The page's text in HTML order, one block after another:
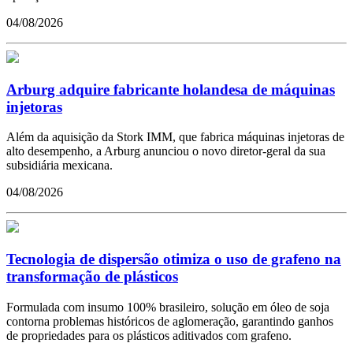
04/08/2026
Arburg adquire fabricante holandesa de máquinas
injetoras
Além da aquisição da Stork IMM, que fabrica máquinas injetoras de
alto desempenho, a Arburg anunciou o novo diretor-geral da sua
subsidiária mexicana.
04/08/2026
Tecnologia de dispersão otimiza o uso de grafeno na
transformação de plásticos
Formulada com insumo 100% brasileiro, solução em óleo de soja
contorna problemas históricos de aglomeração, garantindo ganhos
de propriedades para os plásticos aditivados com grafeno.